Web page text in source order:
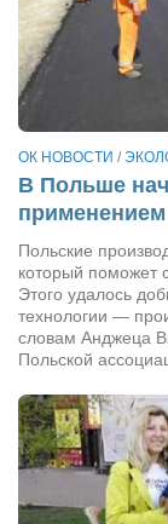
ОК НОВОСТИ /
В Польше
Польские
который поможет
Этого удалось
технологии —
словам Анджеца
Польской